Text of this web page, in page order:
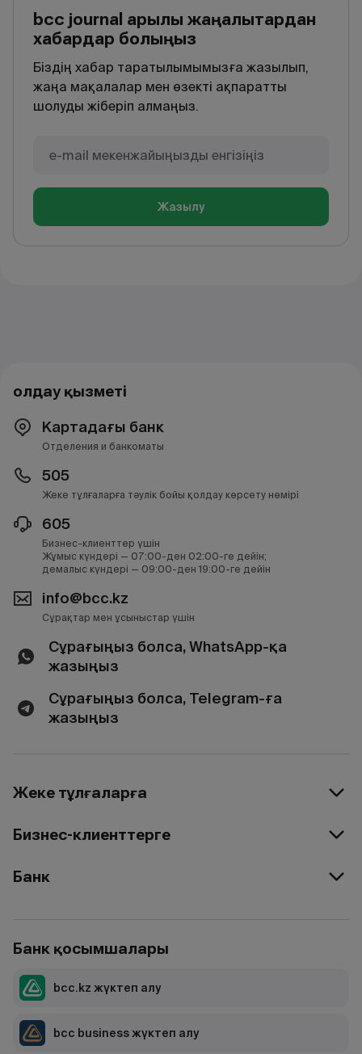
bcc journal арқылы жаңалықтардан
хабардар болыңыз
Біздің хабар таратылымымызға жазылып,
жаңа мақалалар мен өзекті ақпаратты
шолуды жіберіп алмаңыз.
Жазылу
Қолдау қызметі
Картадағы банк
Отделения и банкоматы
505
Жеке тұлғаларға тәулік бойы қолдау көрсету нөмірі
605
Бизнес-клиенттер үшін
Жұмыс күндері — 07:00-ден 02:00-ге дейін;
демалыс күндері — 09:00-ден 19:00-ге дейін
info@bcc.kz
Сұрақтар мен ұсыныстар үшін
Сұрағыңыз болса, WhatsApp-қа
жазыңыз
Сұрағыңыз болса, Telegram-ға
жазыңыз
Жеке тұлғаларға
Бизнес-клиенттерге
Банк
Банк қосымшалары
bcc.kz жүктеп алу
bcc business жүктеп алу